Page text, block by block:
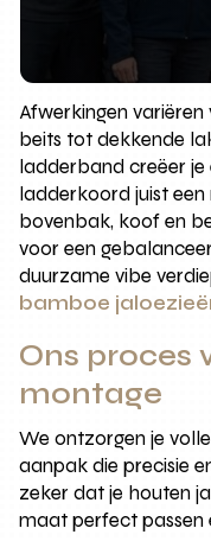
Afwerkingen
beits tot dekkende
ladderband creëer
ladderkoord juist
bovenbak, koof en
voor een
duurzame vibe
bamboe
Ons proces
montage
We ontzorgen je
aanpak die precisie
zeker dat je houten
maat perfect passen